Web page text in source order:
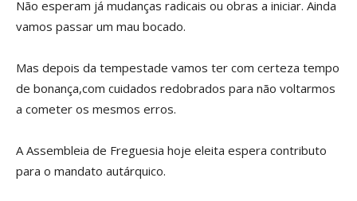
Não esperam já mudanças radicais ou obras a iniciar. Ainda
vamos passar um mau bocado.
Mas depois da tempestade vamos ter com certeza tempo
de bonança,com cuidados redobrados para não voltarmos
a cometer os mesmos erros.
A Assembleia de Freguesia hoje eleita espera contributo
para o mandato autárquico.